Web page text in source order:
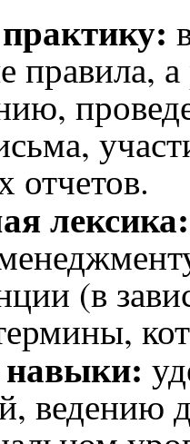
правила,
отчетов.
лексика:
(в
ведению